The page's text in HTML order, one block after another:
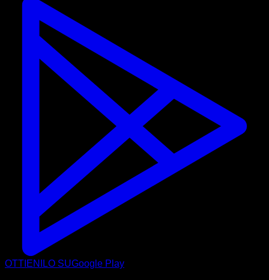
OTTIENILO SUGoogle Play